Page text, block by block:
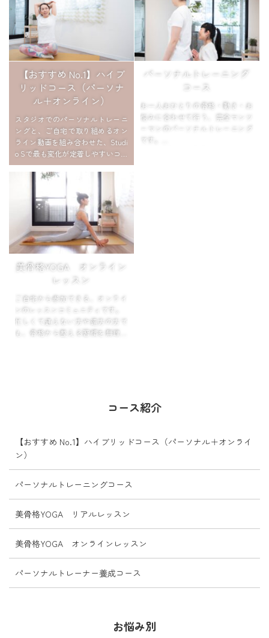
【おすすめ No.1】ハイブ
リッドコース（パーソナ
ル＋オンライン）
スタジオでのパーソナルトレーニ
ングと、ご自宅で取り組めるオン
ライン動画を組み合わせた、Studi
o Sで最も変化が定着しやすいコー
スです。
近隣の方には【リアルパーソナル
× 動画コンテンツ】、遠方の方に
は【オンラインパーソナル × 動画
コンテンツ】を組み合わせ、それ
ぞれの環境に合わせて“最適な
形”でサポートします。
レッスンで整えたカラダを動画で
学び、日常の動きやセルフケア
で“リバウンドなく”育てていくこ
とが特徴です。
でキレイと快適を定着させたい
方、自力でも整えられる力を身に
つけたい方におすすめです。
パーソナルトレーニング
コース
お一人おひとりの骨格・動き・お
悩みに合わせて行う、完全マンツ
ーマンのパーソナルトレーニング
です。
美骨格YOGA オンライン
レッスン
ご自宅から参加できる、オンライ
ンのレッスンコミュニティです。
忙しくて通えない方や遠方の方で
も、骨格から整える習慣を無理な
り入れたい方におすすめです。コース紹介
【おすすめ No.1】ハイブリッドコース（パーソナル＋オンライ
ン）
パーソナルトレーニングコース
美骨格YOGA リアルレッスン
美骨格YOGA オンラインレッスン
パーソナルトレーナー養成コース
お悩み別